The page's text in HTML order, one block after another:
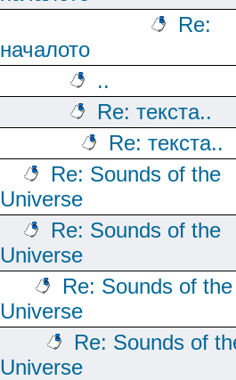
Re:
началото
..
Re: текста..
Re: текста..
Re: Sounds of the
Universe
Re: Sounds of the
Universe
Re: Sounds of the
Universe
Re: Sounds of
Universe